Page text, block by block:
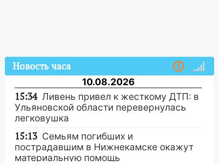
Новость часа
10.08.2026
15:34 Ливень привел к жесткому ДТП: в
Ульяновской области перевернулась
легковушка
15:13 Семьям погибших и
пострадавшим в Нижнекамске окажут
материальную помощь